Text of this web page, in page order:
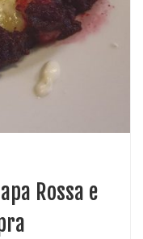
Rossa e